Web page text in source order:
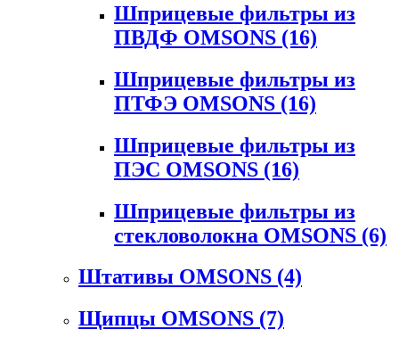
Шприцевые фильтры из
ПВДФ OMSONS (16)
Шприцевые фильтры из
ПТФЭ OMSONS (16)
Шприцевые фильтры из
ПЭС OMSONS (16)
Шприцевые фильтры из
стекловолокна OMSONS (6)
Штативы OMSONS (4)
Щипцы OMSONS (7)